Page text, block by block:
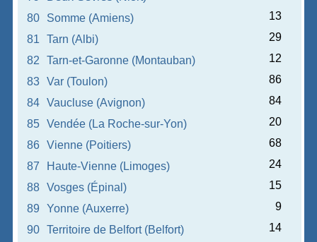
80
Somme (Amiens)
13
81
Tarn (Albi)
29
82
Tarn-et-Garonne (Montauban)
12
83
Var (Toulon)
86
84
Vaucluse (Avignon)
84
85
Vendée (La Roche-sur-Yon)
20
86
Vienne (Poitiers)
68
87
Haute-Vienne (Limoges)
24
88
Vosges (Épinal)
15
89
Yonne (Auxerre)
9
90
Territoire de Belfort (Belfort)
14